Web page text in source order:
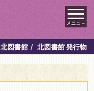
メニュ－
北図書館 北図書館 発行物